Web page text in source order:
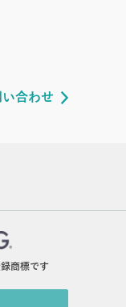
合わせ
商標です